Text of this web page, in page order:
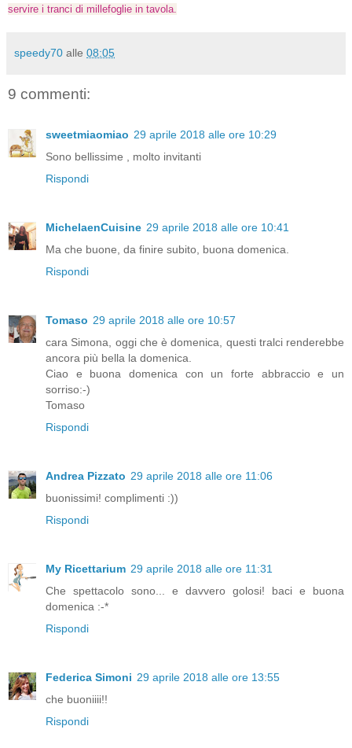
servire i tranci di millefoglie in tavola.
speedy70 alle 08:05
9 commenti:
sweetmiaomiao 29 aprile 2018 alle ore 10:29
Sono bellissime , molto invitanti
Rispondi
MichelaenCuisine 29 aprile 2018 alle ore 10:41
Ma che buone, da finire subito, buona domenica.
Rispondi
Tomaso 29 aprile 2018 alle ore 10:57
cara Simona, oggi che è domenica, questi tralci renderebbe
ancora più bella la domenica.
Ciao e buona domenica con un forte abbraccio e un
sorriso:-)
Tomaso
Rispondi
Andrea Pizzato 29 aprile 2018 alle ore 11:06
buonissimi! complimenti :))
Rispondi
My Ricettarium 29 aprile 2018 alle ore 11:31
Che spettacolo sono... e davvero golosi! baci e buona
domenica :-*
Rispondi
Federica Simoni 29 aprile 2018 alle ore 13:55
che buoniiii!!
Rispondi